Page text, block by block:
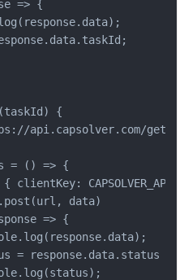
=> {
{
api.capsolver.com/
= () => {
clientKey:
data)
=> {
= response.data.status ||